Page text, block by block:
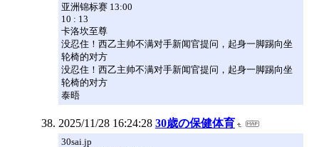
亚洲锦标赛 13:00
10 : 13
卡洛坎至尊
没忍住！西乙主帅不满对手新闻官提问，起身一脚踢向坐
轮椅的对方
没忍住！西乙主帅不满对手新闻官提问，起身一脚踢向坐
轮椅的对方
泰晤
2025/11/28 16:24:28 30歳の保健体育
30sai.jp